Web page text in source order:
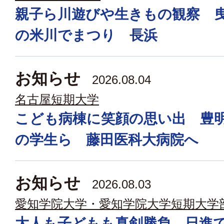
親子ら川遊びや生きもの観察
の米川でまつり 長浜
お知らせ
2026.08.04
名古屋短期大学
こども病棟に笑顔の思い出 豊
の学生ら 藤田医科大病院へ
お知らせ
2026.08.03
愛知学院大学・愛知学院大学短期大学